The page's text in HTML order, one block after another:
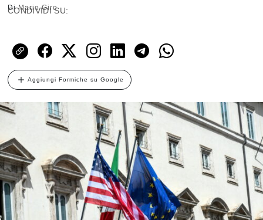
DiMario Giro
CONDIVIDI SU:
Aggiungi Formiche su Google